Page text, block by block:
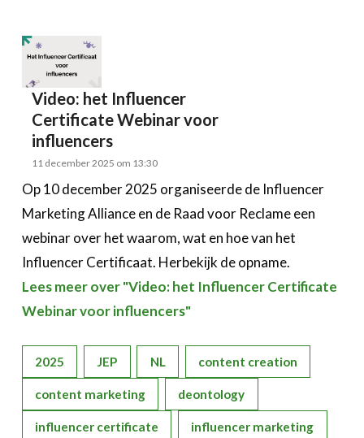
Video: het Influencer
Certificate Webinar voor
influencers
11 december 2025 om 13:30
Op 10 december 2025 organiseerde de Influencer
Marketing Alliance en de Raad voor Reclame een
webinar over het waarom, wat en hoe van het
Influencer Certificaat. Herbekijk de opname.
Lees meer over "Video: het Influencer Certificate
Webinar voor influencers"
2025 JEP NL content creation
content marketing deontology
influencer certificate influencer marketing